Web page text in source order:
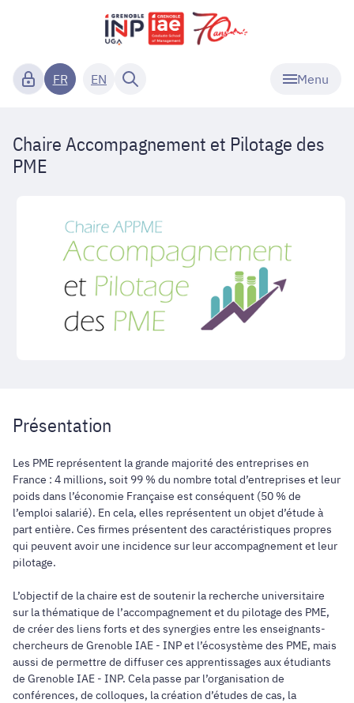
Menu
FR EN
Chaire
Accompagnement
Pilotage
Chaire Accompagnement et Pilotage des
PME
Présentation
Les PME représentent la grande majorité des entreprises en
France : 4 millions, soit 99 % du nombre total d’entreprises et leur
poids dans l’économie Française est conséquent (50 % de
l’emploi salarié). En cela, elles représentent un objet d’étude à
part entière. Ces firmes présentent des caractéristiques propres
qui peuvent avoir une incidence sur leur accompagnement et leur
pilotage.
L’objectif de la chaire est de soutenir la recherche universitaire
sur la thématique de l’accompagnement et du pilotage des PME,
de créer des liens forts et des synergies entre les enseignants-
chercheurs de Grenoble IAE - INP et l’écosystème des PME, mais
aussi de permettre de diffuser ces apprentissages aux étudiants
de Grenoble IAE - INP. Cela passe par l’organisation de
conférences, de colloques, la création d’études de cas, la